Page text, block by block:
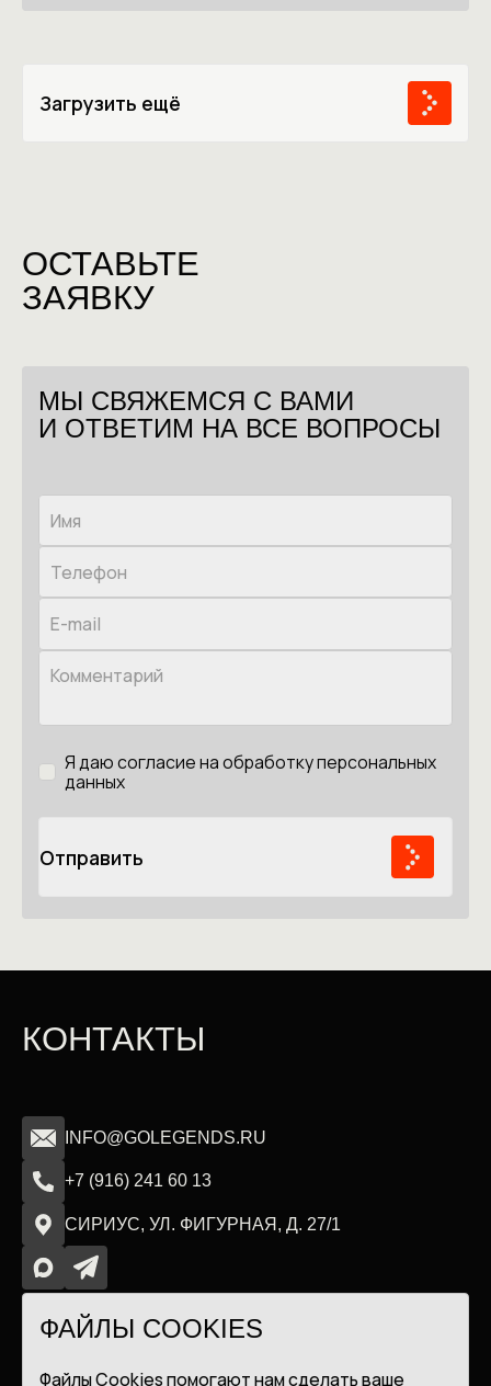
ФАЙЛЫ COOKIES
Файлы Cookies помогают нам сделать ваше
Загрузить ещё
ОСТАВЬТЕ
ЗАЯВКУ
МЫ СВЯЖЕМСЯ С ВАМИ
И ОТВЕТИМ НА ВСЕ ВОПРОСЫ
Я даю согласие на обработку персональных
данных
КОНТАКТЫ
INFO@GOLEGENDS.RU
+7 (916) 241 60 13
СИРИУС, УЛ. ФИГУРНАЯ, Д. 27/1
ПОЛИТИКА ОБРАБОТКИ ДАННЫХ